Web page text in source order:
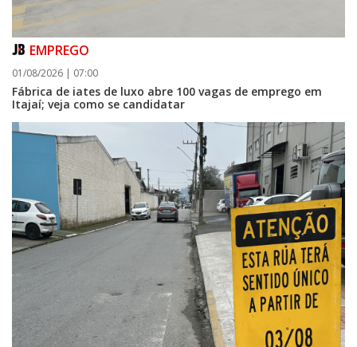
EMPREGO
01/08/2026 | 07:00
Fábrica de iates de luxo abre 100 vagas de emprego em
Itajaí; veja como se candidatar